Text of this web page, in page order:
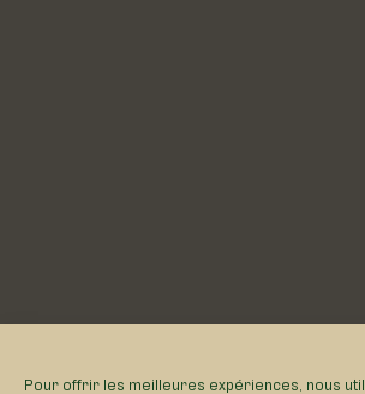
Pour offrir les meilleures expériences, nous